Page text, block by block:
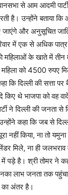
से आम आदमी
है। उन्होंने बताया कि
जाएंगे और अनुसूचित
में एक से अधिक
महिलाओं के खाते में तीन
महिला को 4500 रुपए
कि दिल्ली की सत्ता
किए थे भाजपा को वह
ने दिल्ली की जनता
कहा कि जब से
पूरा नहीं किया, ना तो
मिले, ना ही
पड़े है। श्री तोमर ने
लाभ जनता तक
अंतर है।